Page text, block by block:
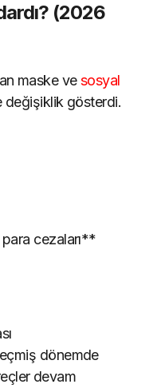
(2026
maske vesosyal
değişiklik gösterdi.
cezaları**
dönemde
devam